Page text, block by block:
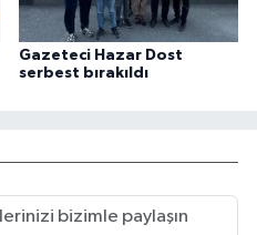
Gazeteci Hazar Dost
serbest bırakıldı